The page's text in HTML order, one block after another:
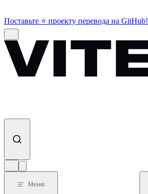
Поставьте ⭐ проекту перевода на GitHub!
Меню